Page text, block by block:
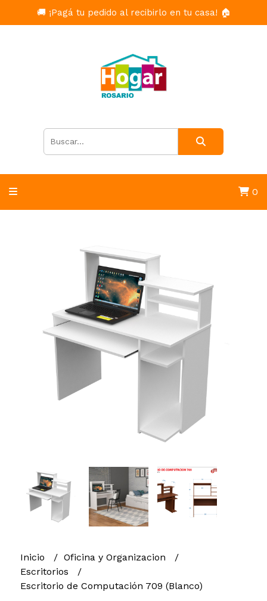
🚚 ¡Pagá tu pedido al recibirlo en tu casa! 🏠
0
Inicio
Oficina y Organizacion
Escritorios
Escritorio de Computación 709 (Blanco)